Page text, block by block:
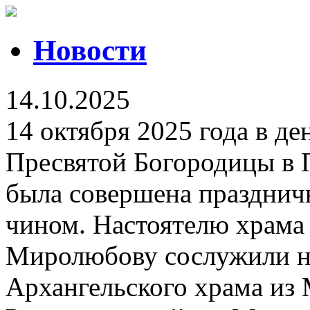
Новости
14.10.2025
14 октября 2025 года в
Пресвятой Богородицы в
была совершена
чином. Настоятелю
Миролюбову сослужили
Архангельского храма